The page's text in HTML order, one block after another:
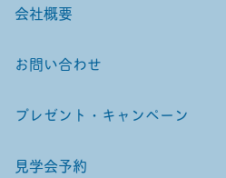
会社概要
お問い合わせ
プレゼント・キャンペーン
見学会予約